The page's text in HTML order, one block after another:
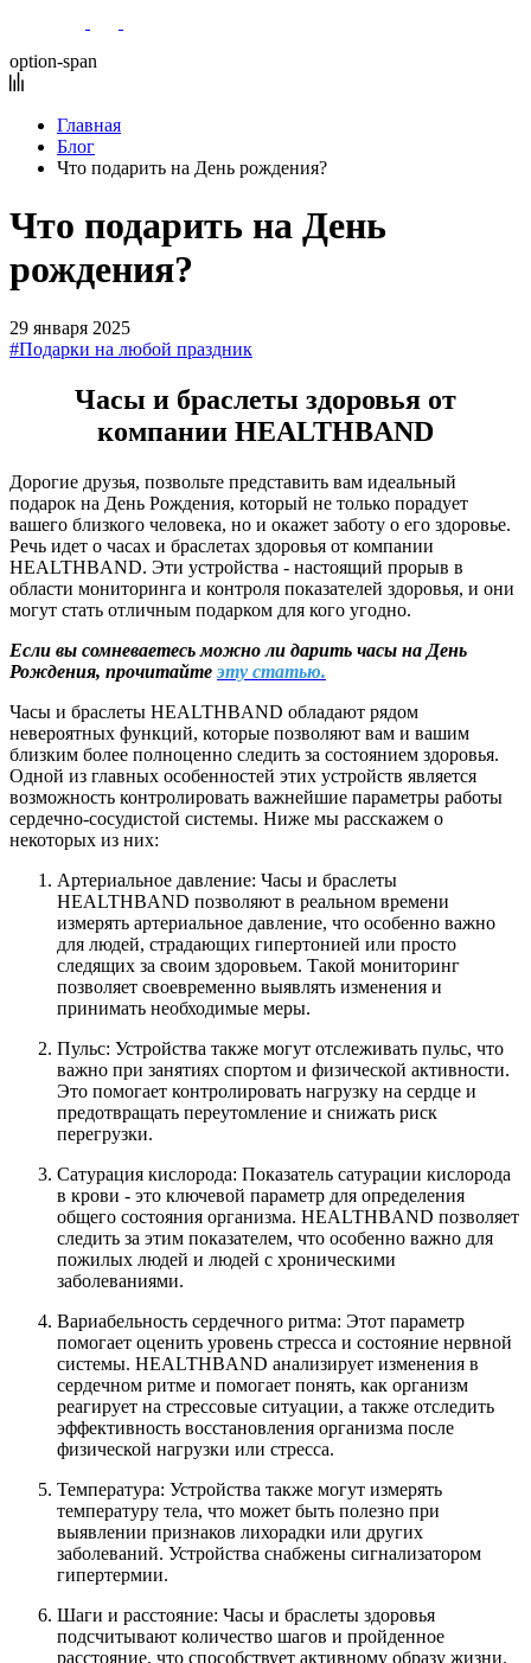
option-span
Главная
Блог
Что подарить на День рождения?
Что подарить на День
рождения?
29 января 2025
#Подарки на любой праздник
Часы и браслеты здоровья от
компании HEALTHBAND
Дорогие друзья, позвольте представить вам идеальный
подарок на День Рождения, который не только порадует
вашего близкого человека, но и окажет заботу о его здоровье.
Речь идет о часах и браслетах здоровья от компании
HEALTHBAND. Эти устройства - настоящий прорыв в
области мониторинга и контроля показателей здоровья, и они
могут стать отличным подарком для кого угодно.
Если вы сомневаетесь можно ли дарить часы на День
Рождения, прочитайтеэту статью.
Часы и браслеты HEALTHBAND обладают рядом
невероятных функций, которые позволяют вам и вашим
близким более полноценно следить за состоянием здоровья.
Одной из главных особенностей этих устройств является
возможность контролировать важнейшие параметры работы
сердечно-сосудистой системы. Ниже мы расскажем о
некоторых из них:
Артериальное давление: Часы и браслеты
HEALTHBAND позволяют в реальном времени
измерять артериальное давление, что особенно важно
для людей, страдающих гипертонией или просто
следящих за своим здоровьем. Такой мониторинг
позволяет своевременно выявлять изменения и
принимать необходимые меры.
Пульс: Устройства также могут отслеживать пульс, что
важно при занятиях спортом и физической активности.
Это помогает контролировать нагрузку на сердце и
предотвращать переутомление и снижать риск
перегрузки.
Сатурация кислорода: Показатель сатурации кислорода
в крови - это ключевой параметр для определения
общего состояния организма. HEALTHBAND позволяет
следить за этим показателем, что особенно важно для
пожилых людей и людей с хроническими
заболеваниями.
Вариабельность сердечного ритма: Этот параметр
помогает оценить уровень стресса и состояние нервной
системы. HEALTHBAND анализирует изменения в
сердечном ритме и помогает понять, как организм
реагирует на стрессовые ситуации, а также отследить
эффективность восстановления организма после
физической нагрузки или стресса.
Температура: Устройства также могут измерять
температуру тела, что может быть полезно при
выявлении признаков лихорадки или других
заболеваний. Устройства снабжены сигнализатором
гипертермии.
Шаги и расстояние: Часы и браслеты здоровья
подсчитывают количество шагов и пройденное
расстояние, что способствует активному образу жизни.